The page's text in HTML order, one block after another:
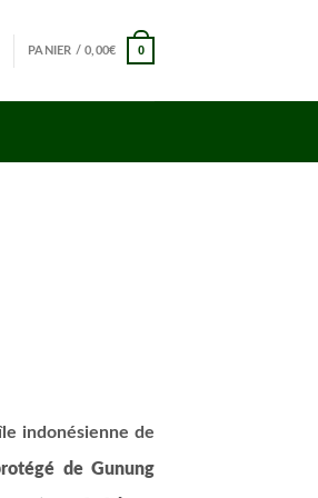
PANIER /0,00€ 0
indonésienne de
de Gunung